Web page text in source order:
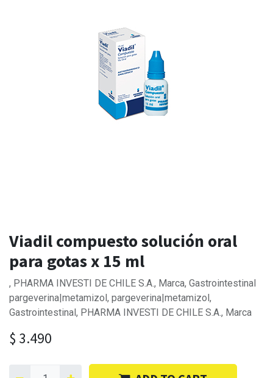
Viadil compuesto solución oral
para gotas x 15 ml
, PHARMA INVESTI DE CHILE S.A., Marca, Gastrointestinal
pargeverina|metamizol, pargeverina|metamizol,
Gastrointestinal, PHARMA INVESTI DE CHILE S.A., Marca
$ 3.490